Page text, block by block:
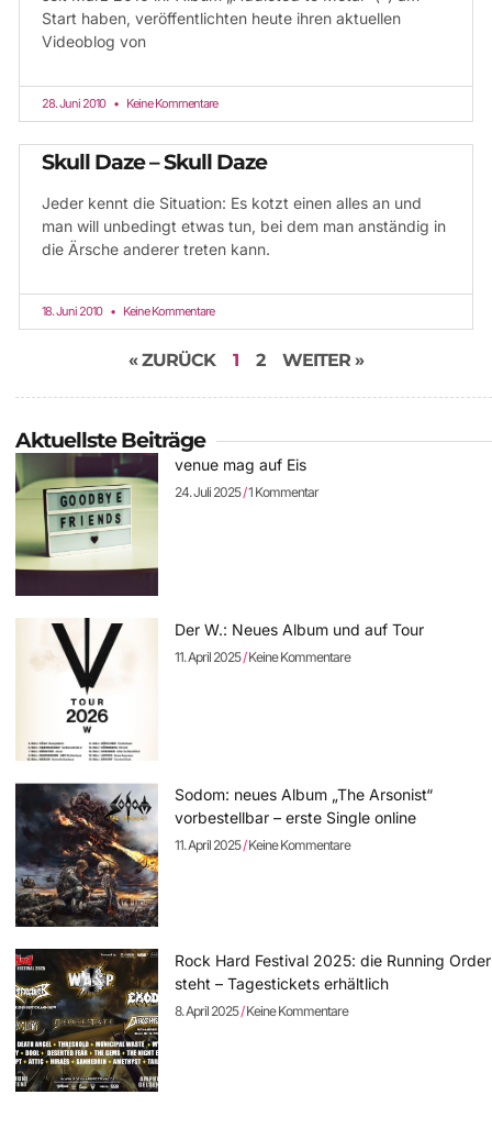
Start haben, veröffentlichten heute ihren aktuellen
Videoblog von
28. Juni 2010 Keine Kommentare
Skull Daze – Skull Daze
Jeder kennt die Situation: Es kotzt einen alles an und
man will unbedingt etwas tun, bei dem man anständig in
die Ärsche anderer treten kann.
18. Juni 2010 Keine Kommentare
« ZURÜCK 1 2 WEITER »
Aktuellste Beiträge
venue mag auf Eis
24. Juli 2025 1 Kommentar
Der W.: Neues Album und auf Tour
11. April 2025 Keine Kommentare
Sodom: neues Album „The Arsonist“
vorbestellbar – erste Single online
11. April 2025 Keine Kommentare
Rock Hard Festival 2025: die Running Order
steht – Tagestickets erhältlich
8. April 2025 Keine Kommentare